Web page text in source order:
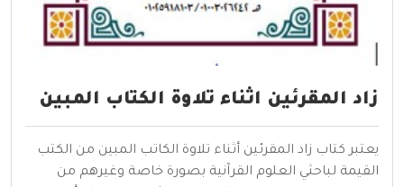
زاد المقرئين اثناء تلاوة الكتاب المبين
يعتبر كتاب زاد المقرئين أثناء تلاوة الكاتب المبين من الكتب
القيمة لباحثي العلوم القرآنية بصورة خاصة وغيرهم من